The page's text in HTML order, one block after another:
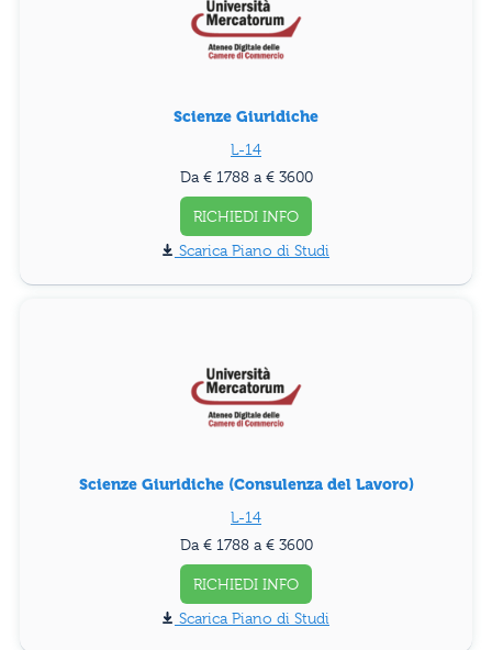
Scienze Giuridiche
L-14
Da € 1788 a € 3600
RICHIEDI INFO
Piano di Studi
Scienze Giuridiche (Consulenza del Lavoro)
L-14
Da € 1788 a € 3600
RICHIEDI INFO
Piano di Studi